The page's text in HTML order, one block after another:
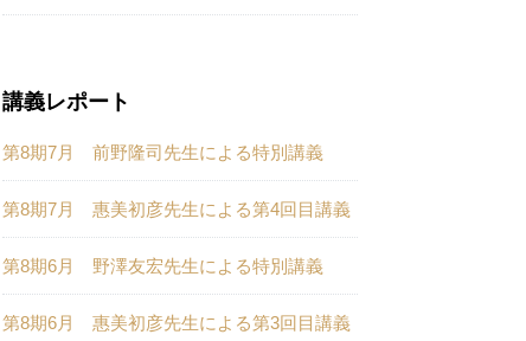
講義レポート
第8期7月 前野隆司先生による特別講義
第8期7月 惠美初彦先生による第4回目講義
第8期6月 野澤友宏先生による特別講義
第8期6月 惠美初彦先生による第3回目講義